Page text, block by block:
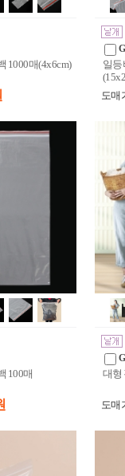
1000매(4x6cm)
일등
도매
100매
대형
도매